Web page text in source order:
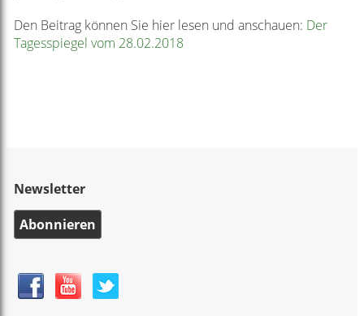
Den Beitrag können Sie hier lesen und anschauen: Der
Tagesspiegel vom 28.02.2018
Newsletter
Abonnieren